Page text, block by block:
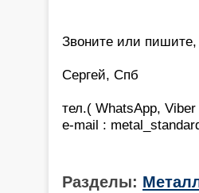
Звоните или
Сергей, Спб
тел.( WhatsApp,
e-mail :
Разделы: